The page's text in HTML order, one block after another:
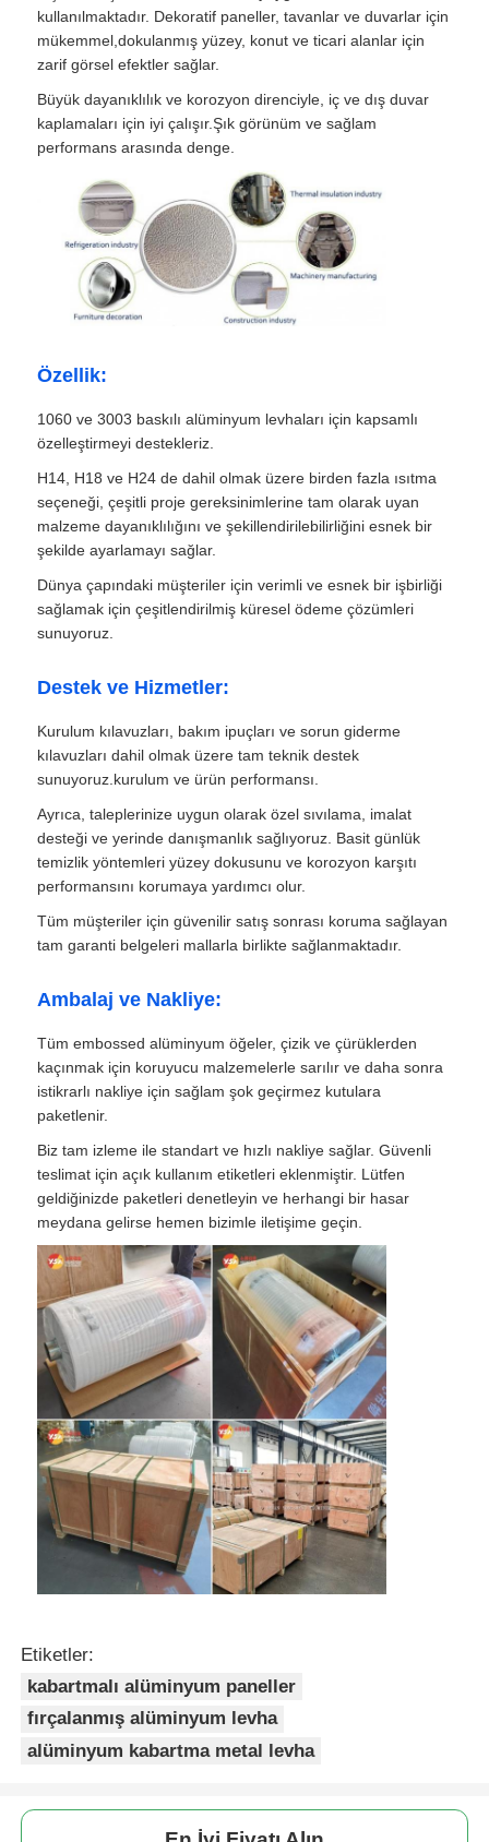
laminasyonlu alüminyum folyo
Alüminyum petek panelleri
Alüminyum Petek
Ayna alüminyum
kullanılmaktadır. Dekoratif paneller, tavanlar ve duvarlar için
mükemmel,dokulanmış yüzey, konut ve ticari alanlar için
zarif görsel efektler sağlar.
Büyük dayanıklılık ve korozyon direnciyle, iç ve dış duvar
kaplamaları için iyi çalışır.Şık görünüm ve sağlam
performans arasında denge.
Özellik:
1060 ve 3003 baskılı alüminyum levhaları için kapsamlı
özelleştirmeyi destekleriz.
H14, H18 ve H24 de dahil olmak üzere birden fazla ısıtma
seçeneği, çeşitli proje gereksinimlerine tam olarak uyan
malzeme dayanıklılığını ve şekillendirilebilirliğini esnek bir
şekilde ayarlamayı sağlar.
Dünya çapındaki müşteriler için verimli ve esnek bir işbirliği
sağlamak için çeşitlendirilmiş küresel ödeme çözümleri
sunuyoruz.
Destek ve Hizmetler:
Kurulum kılavuzları, bakım ipuçları ve sorun giderme
kılavuzları dahil olmak üzere tam teknik destek
sunuyoruz.kurulum ve ürün performansı.
Ayrıca, taleplerinize uygun olarak özel sıvılama, imalat
desteği ve yerinde danışmanlık sağlıyoruz. Basit günlük
temizlik yöntemleri yüzey dokusunu ve korozyon karşıtı
performansını korumaya yardımcı olur.
Tüm müşteriler için güvenilir satış sonrası koruma sağlayan
tam garanti belgeleri mallarla birlikte sağlanmaktadır.
Ambalaj ve Nakliye:
Tüm embossed alüminyum öğeler, çizik ve çürüklerden
kaçınmak için koruyucu malzemelerle sarılır ve daha sonra
istikrarlı nakliye için sağlam şok geçirmez kutulara
paketlenir.
Biz tam izleme ile standart ve hızlı nakliye sağlar. Güvenli
teslimat için açık kullanım etiketleri eklenmiştir. Lütfen
geldiğinizde paketleri denetleyin ve herhangi bir hasar
meydana gelirse hemen bizimle iletişime geçin.
Etiketler:
kabartmalı alüminyum paneller
fırçalanmış alüminyum levha
alüminyum kabartma metal levha